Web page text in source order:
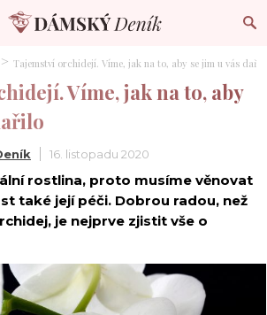
Tajemství orchidejí. Víme, jak na to, aby se jim u vás
Víme, jak na to, aby
16. listopadu 2020
rostlina, proto musíme věnovat
také její péči. Dobrou radou, než
je nejprve zjistit vše o